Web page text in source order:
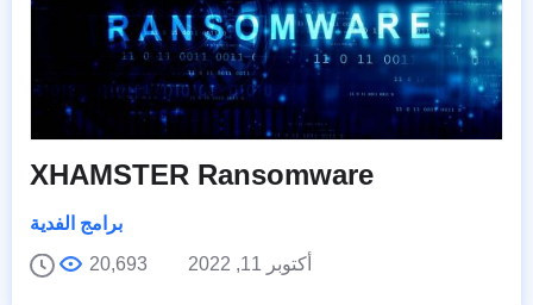
XHAMSTER Ransomware
برامج الفدية
أكتوبر 11, 2022
20,693